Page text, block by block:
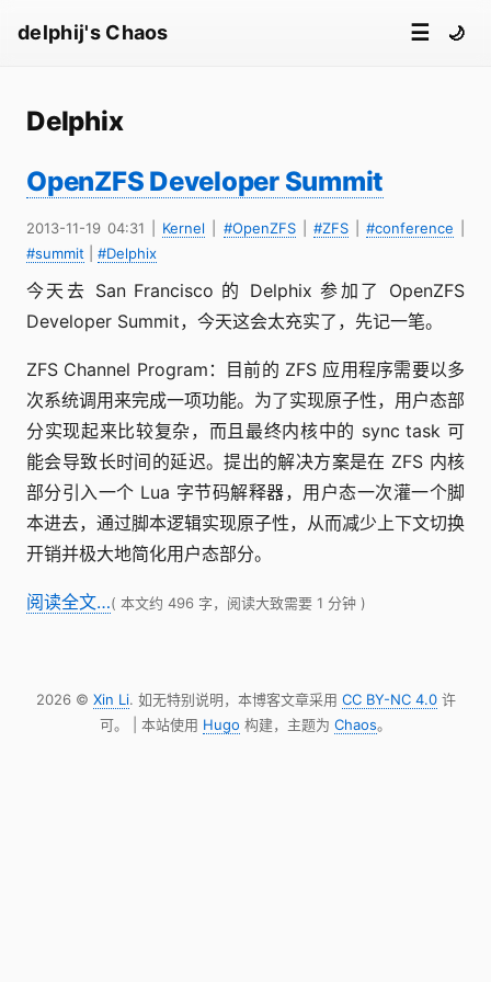
delphij's Chaos ☰ 🌙
Delphix
OpenZFS Developer Summit
2013-11-19 04:31 Kernel #OpenZFS| #ZFS| #conference
#summit
#Delphix
今天去 San Francisco 的 Delphix 参加了 OpenZFS
Developer Summit，今天这会太充实了，先记一笔。
ZFS Channel Program：目前的 ZFS 应用程序需要以多
次系统调用来完成一项功能。为了实现原子性，用户态部
分实现起来比较复杂，而且最终内核中的 sync task 可
能会导致长时间的延迟。提出的解决方案是在 ZFS 内核
部分引入一个 Lua 字节码解释器，用户态一次灌一个脚
本进去，通过脚本逻辑实现原子性，从而减少上下文切换
开销并极大地简化用户态部分。
阅读全文…( 本文约 496 字，阅读大致需要 1 分钟 )
2026 © Xin Li. 如无特别说明，本博客文章采用 CC BY-NC 4.0许
可。 | 本站使用 Hugo 构建，主题为 Chaos。